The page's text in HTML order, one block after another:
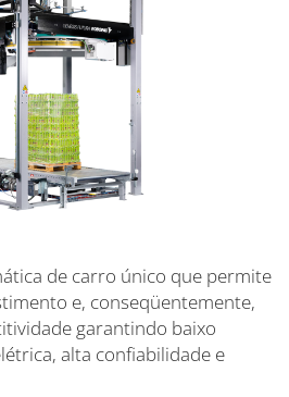
de carro único que permite
e, conseqüentemente,
garantindo baixo
alta confiabilidade e